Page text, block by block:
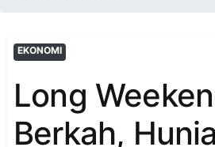
EKONOMI
Long
Berkah,